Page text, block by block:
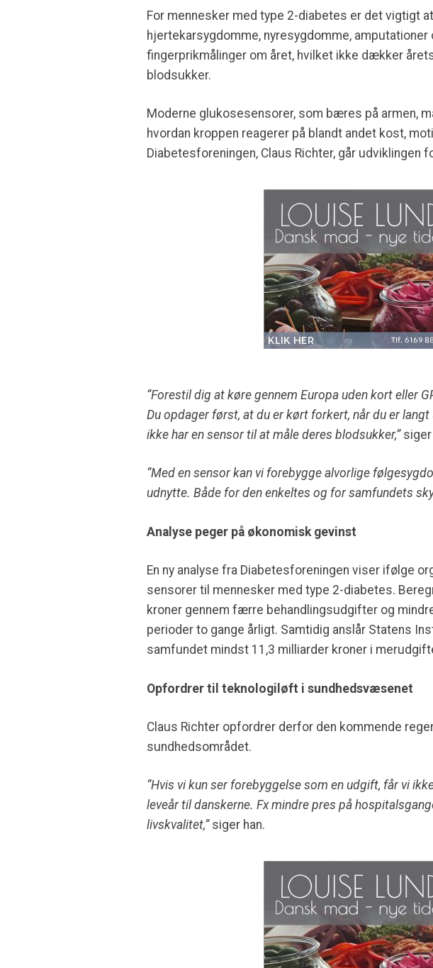
For mennesker med type 2-diabetes er det vigtigt
hjertekarsygdomme, nyresygdomme,
fingerprikmålinger om året, hvilket ikke dækker
blodsukker.
Moderne glukosesensorer, som bæres på armen,
hvordan kroppen reagerer på blandt andet kost,
Diabetesforeningen, Claus Richter, går udviklingen
“Forestil dig at køre gennem Europa uden kort eller
Du opdager først, at du er kørt forkert, når du er
ikke har en sensor til at måle deres blodsukker,”siger
“Med en sensor kan vi forebygge alvorlige
udnytte. Både for den enkeltes og for samfundets
Analyse peger på økonomisk gevinst
En ny analyse fra Diabetesforeningen viser ifølge
sensorer til mennesker med type 2-diabetes.
kroner gennem færre behandlingsudgifter og
perioder to gange årligt. Samtidig anslår Statens
samfundet mindst 11,3 milliarder kroner i
Opfordrer til teknologiløft i sundhedsvæsenet
Claus Richter opfordrer derfor den kommende
sundhedsområdet.
“Hvis vi kun ser forebyggelse som en udgift, får vi
leveår til danskerne. Fx mindre pres på
livskvalitet,”siger han.